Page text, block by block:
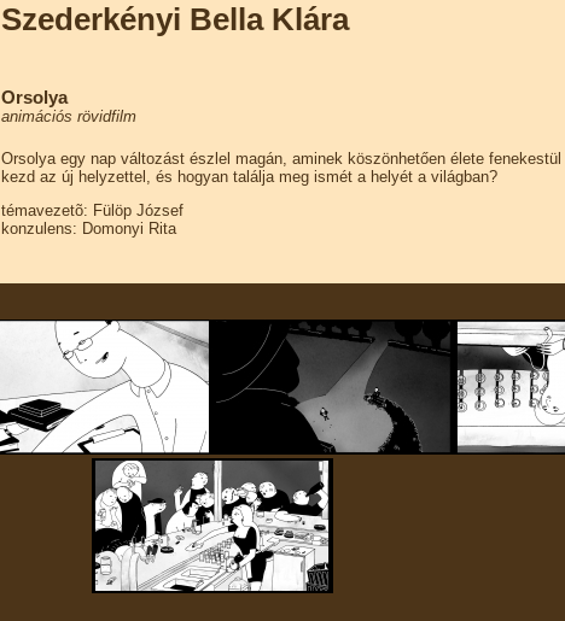
Szederkényi Bella Klára
Orsolya
animációs rövidfilm
Orsolya egy nap változást észlel magán, aminek köszönhetően élete
kezd az új helyzettel, és hogyan találja meg ismét a helyét a világban?
témavezetõ: Fülöp József
konzulens: Domonyi Rita